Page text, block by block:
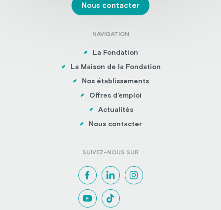
Nous contacter
NAVIGATION
La Fondation
La Maison de la Fondation
Nos établissements
Offres d’emploi
Actualités
Nous contacter
SUIVEZ-NOUS SUR